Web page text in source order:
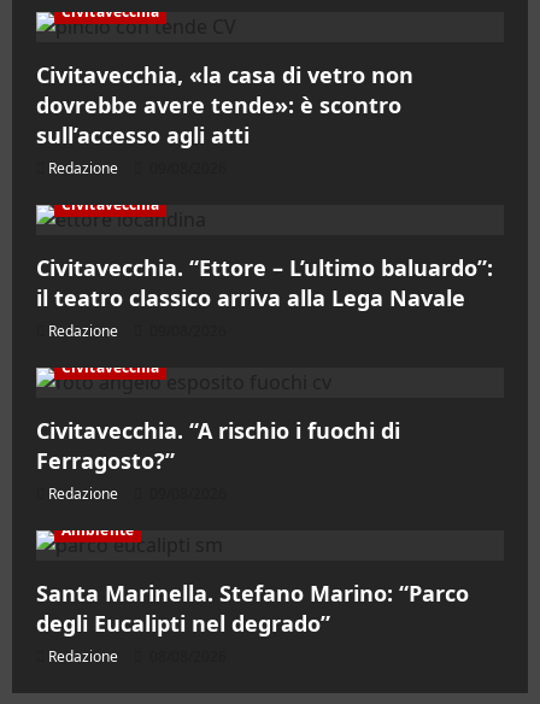
Civitavecchia
Civitavecchia, «la casa di vetro non
dovrebbe avere tende»: è scontro
sull’accesso agli atti
Redazione
Civitavecchia
Civitavecchia. “Ettore – L’ultimo baluardo”:
il teatro classico arriva alla Lega Navale
Redazione
Civitavecchia
Civitavecchia. “A rischio i fuochi di
Ferragosto?”
Redazione
Ambiente
Santa Marinella. Stefano Marino: “Parco
degli Eucalipti nel degrado”
Redazione